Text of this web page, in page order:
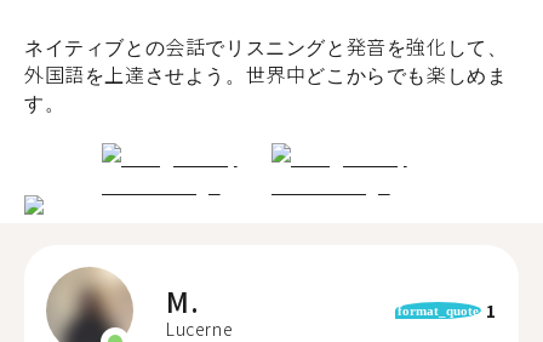
ネイティブとの会話でリスニングと発音を強化して、
外国語を上達させよう。世界中どこからでも楽しめま
す。
M.
Lucerne
format_quote 1